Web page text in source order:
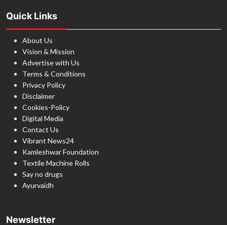
Quick Links
About Us
Vision & Mission
Advertise with Us
Terms & Conditions
Privacy Policy
Disclaimer
Cookies-Policy
Digital Media
Contact Us
Vibrant News24
Kamleshwar Foundation
Textile Machine Rolls
Say no drugs
Ayurvaidh
Newsletter